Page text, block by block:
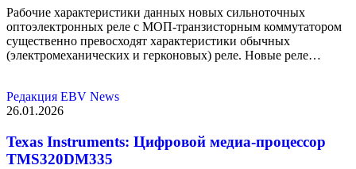
Рабочие характеристики данных новых сильноточных
оптоэлектронных реле с МОП-транзисторным коммутатором
существенно превосходят характеристики обычных
(электромеханических и герконовых) реле. Новые реле…
Редакция EBV News
26.01.2026
Texas Instruments: Цифровой медиа-процессор
TMS320DM335